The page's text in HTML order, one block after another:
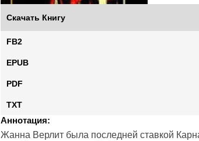
Скачать Книгу
FB2
EPUB
PDF
TXT
Аннотация:
Жанна Верлит была последней ставкой